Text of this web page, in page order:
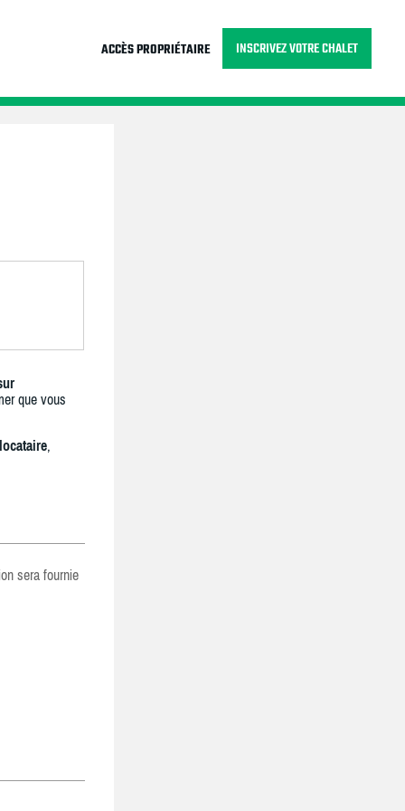
ACCÈS PROPRIÉTAIRE INSCRIVEZ VOTRE CHALET
que vous
,
sera fournie